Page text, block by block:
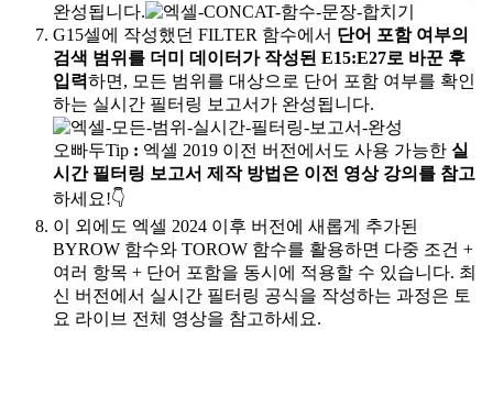
완성됩니다.
G15셀에 작성했던 FILTER 함수에서 단어 포함 여부의
검색 범위를 더미 데이터가 작성된 E15:E27로 바꾼 후
입력하면, 모든 범위를 대상으로 단어 포함 여부를 확인
하는 실시간 필터링 보고서가 완성됩니다.
오빠두Tip : 엑셀 2019 이전 버전에서도 사용 가능한 실
시간 필터링 보고서 제작 방법은 이전 영상 강의를 참고
하세요!👇
이 외에도 엑셀 2024 이후 버전에 새롭게 추가된
BYROW 함수와 TOROW 함수를 활용하면 다중 조건 +
여러 항목 + 단어 포함을 동시에 적용할 수 있습니다. 최
신 버전에서 실시간 필터링 공식을 작성하는 과정은 토
요 라이브 전체 영상을 참고하세요.